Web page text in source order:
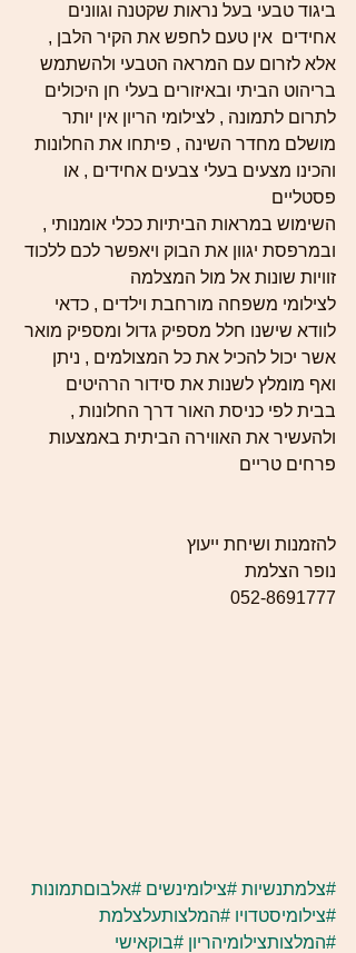
ביגוד טבעי בעל נראות שקטנה וגוונים
אחידים  אין טעם לחפש את הקיר הלבן ,
אלא לזרום עם המראה הטבעי ולהשתמש
בריהוט הביתי ובאיזורים בעלי חן היכולים
לתרום לתמונה , לצילומי הריון אין יותר
מושלם מחדר השינה , פיתחו את החלונות
והכינו מצעים בעלי צבעים אחידים , או
פסטליים
השימוש במראות הביתיות ככלי אומנותי ,
ובמרפסת יגוון את הבוק ויאפשר לכם ללכוד
זוויות שונות אל מול המצלמה
לצילומי משפחה מורחבת וילדים , כדאי
לוודא שישנו חלל מספיק גדול ומספיק מואר
אשר יכול להכיל את כל המצולמים , ניתן
ואף מומלץ לשנות את סידור הרהיטים
בבית לפי כניסת האור דרך החלונות ,
ולהעשיר את האווירה הביתית באמצעות
פרחים טריים
להזמנות ושיחת ייעוץ
נופר הצלמת
052-8691777
#צלמתנשיות #צילומינשים #אלבוםתמונות
#צילומיסטדויו #המלצותעלצלמת
#המלצותצילומיהריון #בוקאישי